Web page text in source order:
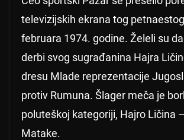
televizijskih ekrana tog petnaestog
februara 1974. godine. Želeli su
derbi svog sugrađanina Hajra
dresu Mlade reprezentacije
protiv Rumuna. Šlager meča je
poluteškoj kategoriji, Hajro Ličina
Matake.